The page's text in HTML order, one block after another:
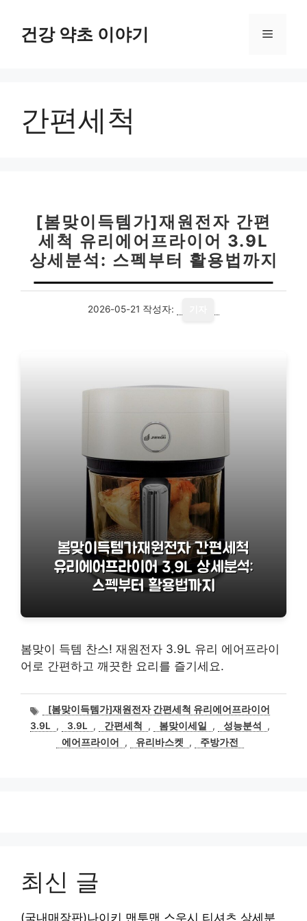
건강 약초 이야기 메
간편세척
[봄맞이득템가]재원전자 간편
세척 유리에어프라이어 3.9L
상세분석: 스펙부터 활용법까지
2026-05-21 작성자:
봄맞이 득템 찬스! 재원전자 3.9L 유리 에어프라이
어로 간편하고 깨끗한 요리를 즐기세요.
태
그
[봄맞이득템가]재원전자 간편세척 유리에어프라이어
3.9L
, 3.9L , 간편세척 , 봄맞이세일 , 성능분석
,
에어프라이어
, 유리바스켓 , 주방가전
최신 글
(국내매장판)나이키 맨투맨 스우시 티셔츠 상세분